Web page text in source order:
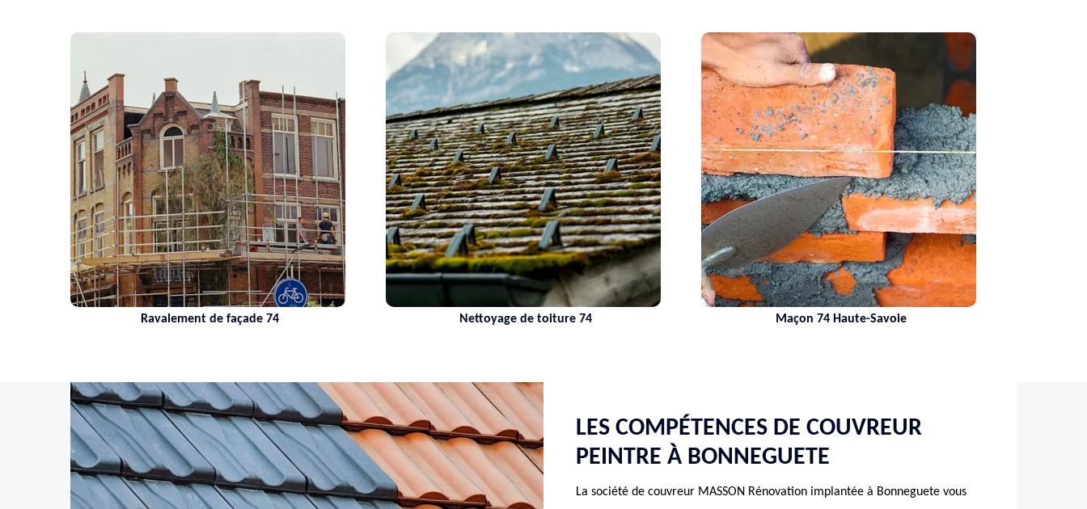
Ravalement de façade 74 Nettoyage de toiture 74
LES COMPÉTENCES DE COUVREUR
PEINTRE À BONNEGUETE
La société de couvreur MASSON Rénovation implantée à Bonneguete vous